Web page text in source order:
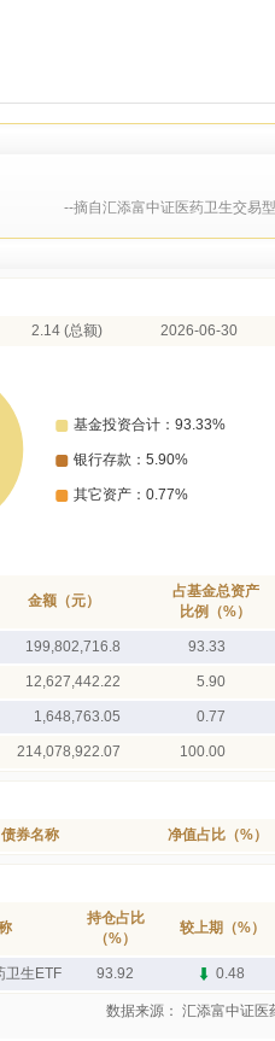
--摘自汇添富中证医药卫生交易
2.14 (总额) 2026-06-30
金额（元）
占基金总资产
比例（%）
199,802,716.8 93.33
12,627,442.22 5.90
1,648,763.05 0.77
214,078,922.07 100.00
债券名称 净值占比（%）
持仓占比
（%）
较上期（%）
卫生ETF 93.92 0.48
数据来源： 汇添富中证